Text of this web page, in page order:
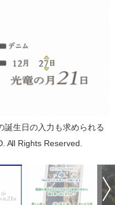
誕生日の入力も求められる
All Rights Reserved.